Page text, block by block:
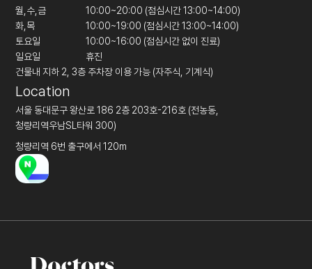
월,수,금
10:00~20:00 (점심시간 13:00~14:00)
화,목
10:00~19:00 (점심시간 13:00~14:00)
토요일
10:00~16:00 (점심시간 없이 진료)
일요일
휴진
건물내 지하 2, 3층 주차장 이용 가능 (자주식, 기계식)
Location
서울 동대문구 왕산로 186 2층 203호-216호 (전농동,
청량리역우남SL타워 300)
청량리역 6번 출구에서 120m